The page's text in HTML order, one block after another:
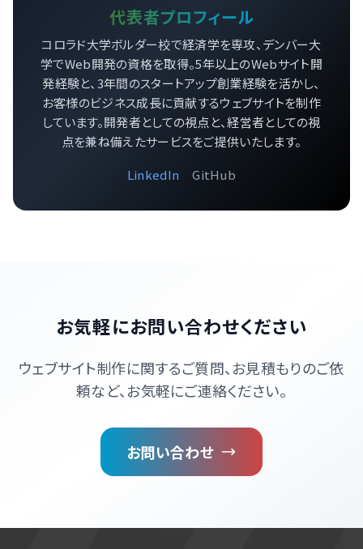
代表者プロフィール
コロラド大学ボルダー校で経済学を専攻、デンバー大
学でWeb開発の資格を取得。5年以上のWebサイト開
発経験と、3年間のスタートアップ創業経験を活かし、
お客様のビジネス成長に貢献するウェブサイトを制作
しています。開発者としての視点と、経営者としての視
点を兼ね備えたサービスをご提供いたします。
LinkedIn
GitHub
お気軽にお問い合わせください
ウェブサイト制作に関するご質問、お見積もりのご依
頼など、お気軽にご連絡ください。
お問い合わせ